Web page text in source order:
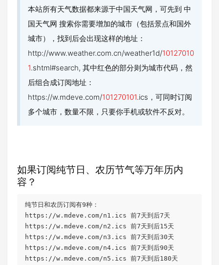
本站所有天气数据都来源于中国天气网，可先到 中
国天气网 搜索你需要增加的城市（包括景点和国外
城市），找到后会出现这样的地址：
http://www.weather.com.cn/weather1d/10127010
1.shtml#search, 其中红色的部分则为城市代码，然
后组合成订阅地址：
https://w.mdeve.com/101270101.ics，可同时订阅
多个城市，数量不限，只要你手机或软件不反对。
如果订阅纯节日、农历节气等万年历内
容？
纯节日和农历订阅有9种：
https://w.mdeve.com/n1.ics 前7天到后7天
https://w.mdeve.com/n2.ics 前7天到后15天
https://w.mdeve.com/n3.ics 前7天到后30天
https://w.mdeve.com/n4.ics 前7天到后90天
https://w.mdeve.com/n5.ics 前7天到后180天